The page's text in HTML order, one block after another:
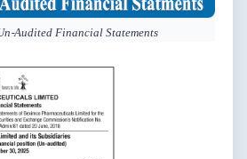
Audited Financial Statements